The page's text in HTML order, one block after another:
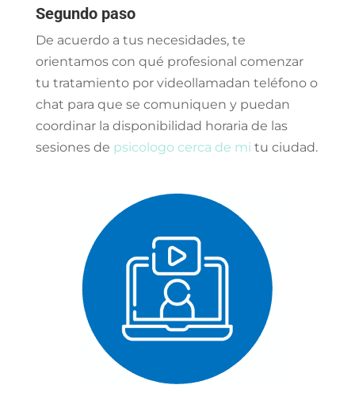
Segundo paso
De acuerdo a tus necesidades, te
orientamos con qué profesional comenzar
tu tratamiento por videollamadan teléfono o
chat para que se comuniquen y puedan
coordinar la disponibilidad horaria de las
sesiones de psicologo cerca de mi tu ciudad.